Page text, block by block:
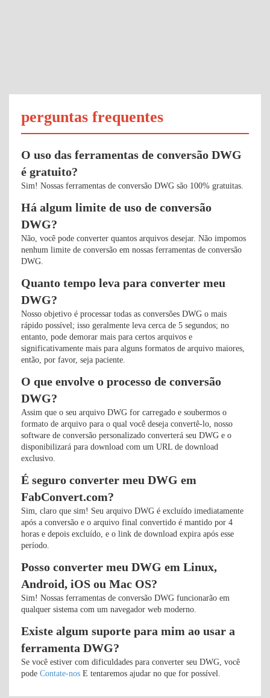
perguntas frequentes
O uso das ferramentas de conversão DWG
é gratuito?
Sim! Nossas ferramentas de conversão DWG são 100% gratuitas.
Há algum limite de uso de conversão
DWG?
Não, você pode converter quantos arquivos desejar. Não impomos
nenhum limite de conversão em nossas ferramentas de conversão
DWG.
Quanto tempo leva para converter meu
DWG?
Nosso objetivo é processar todas as conversões DWG o mais
rápido possível; isso geralmente leva cerca de 5 segundos; no
entanto, pode demorar mais para certos arquivos e
significativamente mais para alguns formatos de arquivo maiores,
então, por favor, seja paciente.
O que envolve o processo de conversão
DWG?
Assim que o seu arquivo DWG for carregado e soubermos o
formato de arquivo para o qual você deseja convertê-lo, nosso
software de conversão personalizado converterá seu DWG e o
disponibilizará para download com um URL de download
exclusivo.
É seguro converter meu DWG em
FabConvert.com?
Sim, claro que sim! Seu arquivo DWG é excluído imediatamente
após a conversão e o arquivo final convertido é mantido por 4
horas e depois excluído, e o link de download expira após esse
período.
Posso converter meu DWG em Linux,
Android, iOS ou Mac OS?
Sim! Nossas ferramentas de conversão DWG funcionarão em
qualquer sistema com um navegador web moderno.
Existe algum suporte para mim ao usar a
ferramenta DWG?
Se você estiver com dificuldades para converter seu DWG, você
pode Contate-nos E tentaremos ajudar no que for possível.